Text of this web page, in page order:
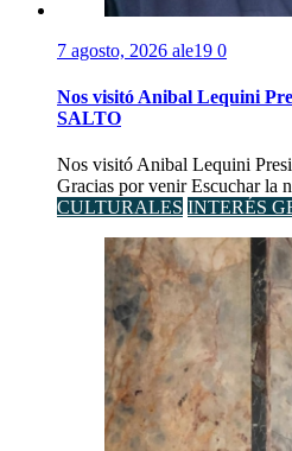
7 agosto, 2026 ale19 0
Nos visitó Anibal Lequini
SALTO
Nos visitó Anibal Lequini
Gracias por venir Escuchar la
CULTURALES INTERÉS